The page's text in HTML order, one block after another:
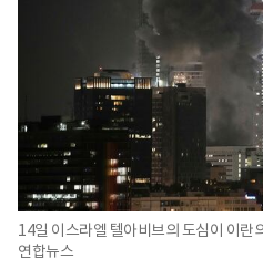
14일 이스라엘 텔아비브의 도심이 이란
연합뉴스